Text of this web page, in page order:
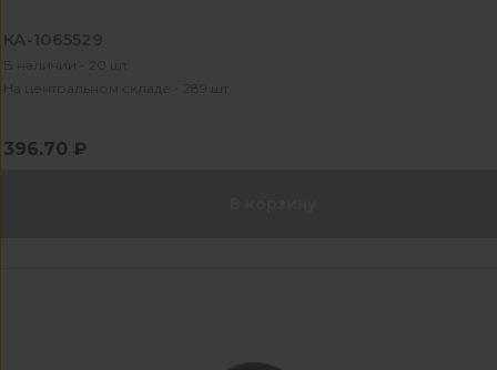
КА-1065529
В наличии - 20 шт
На центральном складе - 289 шт
396.70 ₽